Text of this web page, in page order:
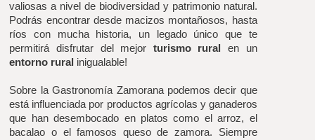
valiosas a nivel de biodiversidad y patrimonio natural.
Podrás encontrar desde macizos montañosos, hasta
ríos con mucha historia, un legado único que te
permitirá disfrutar del mejor turismo rural
en un
entorno rural inigualable!
Sobre la Gastronomía Zamorana podemos decir que
está influenciada por productos agrícolas y ganaderos
que han desembocado en platos como el arroz, el
bacalao o el famosos queso de zamora. Siempre